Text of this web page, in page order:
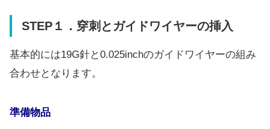
STEP１．穿刺とガイドワイヤーの挿入
基本的には19G針と0.025inchのガイドワイヤーの組み
合わせとなります。
準備物品